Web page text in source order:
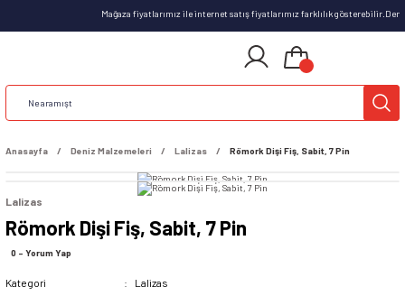
Mağaza fiyatlarımız ile internet satış fiyatlarımız farklılık
Anasayfa Deniz Malzemeleri Lalizas Römork Dişi Fiş, Sabit, 7 Pin
Lalizas
Römork Dişi Fiş, Sabit, 7 Pin
0 - Yorum Yap
Kategori
Lalizas